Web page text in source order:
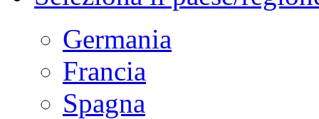
Germania
Francia
Spagna